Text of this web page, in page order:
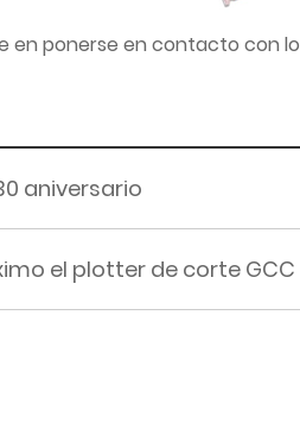
en ponerse en contacto con
aniversario
el plotter de corte GCC